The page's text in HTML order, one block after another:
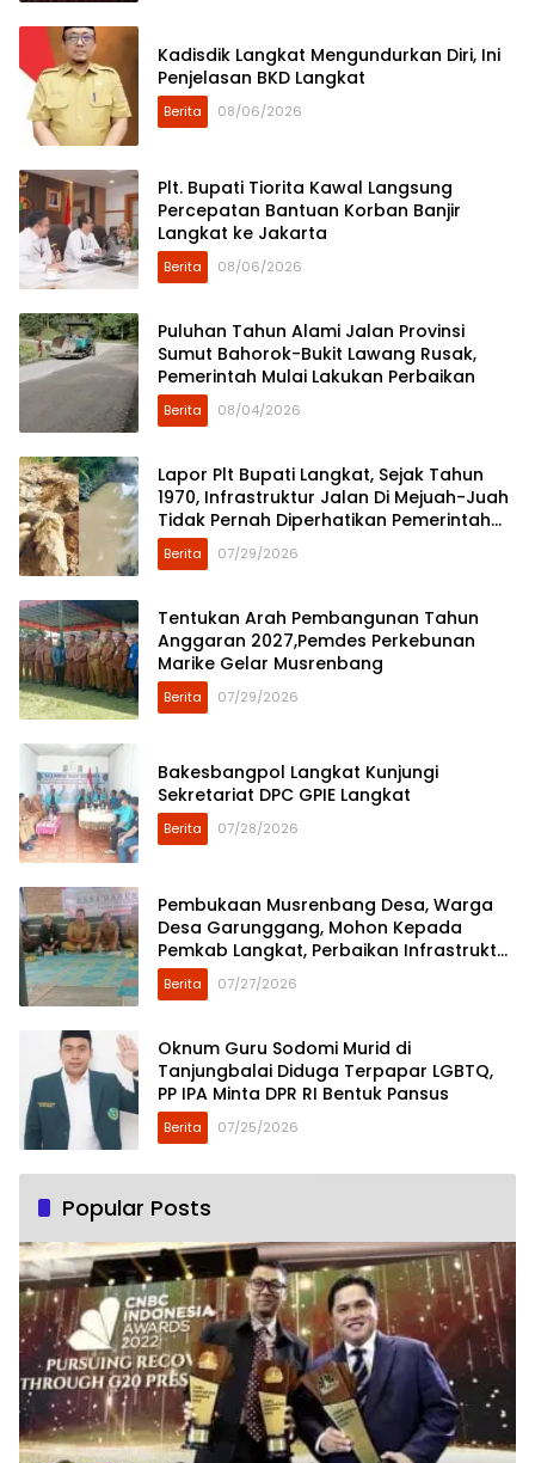
Kadisdik Langkat Mengundurkan Diri, Ini
Penjelasan BKD Langkat
Berita 08/06/2026
Plt. Bupati Tiorita Kawal Langsung
Percepatan Bantuan Korban Banjir
Langkat ke Jakarta
Berita 08/06/2026
Puluhan Tahun Alami Jalan Provinsi
Sumut Bahorok-Bukit Lawang Rusak,
Pemerintah Mulai Lakukan Perbaikan
Berita 08/04/2026
Lapor Plt Bupati Langkat, Sejak Tahun
1970, Infrastruktur Jalan Di Mejuah-Juah
Tidak Pernah Diperhatikan Pemerintah
Kabupaten Langkat
Berita 07/29/2026
Tentukan Arah Pembangunan Tahun
Anggaran 2027,Pemdes Perkebunan
Marike Gelar Musrenbang
Berita 07/29/2026
Bakesbangpol Langkat Kunjungi
Sekretariat DPC GPIE Langkat
Berita 07/28/2026
Pembukaan Musrenbang Desa, Warga
Desa Garunggang, Mohon Kepada
Pemkab Langkat, Perbaikan Infrastruktur
di Dusun Mejuah-Juah
Berita 07/27/2026
Oknum Guru Sodomi Murid di
Tanjungbalai Diduga Terpapar LGBTQ,
PP IPA Minta DPR RI Bentuk Pansus
Berita 07/25/2026
Popular Posts